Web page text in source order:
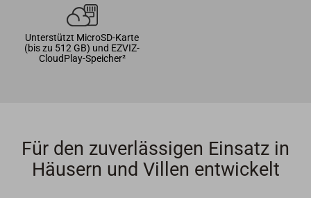
Unterstützt MicroSD-Karte
(bis zu 512 GB) und EZVIZ-
CloudPlay-Speicher²
Für den zuverlässigen Einsatz in
Häusern und Villen entwickelt